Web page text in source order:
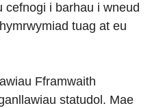
cefnogi i barhau i wneud
tuag at eu
Fframwaith
statudol. Mae